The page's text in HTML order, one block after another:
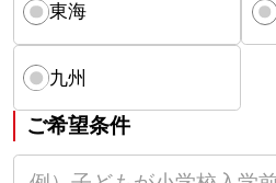
東海
九州
ご希望条件